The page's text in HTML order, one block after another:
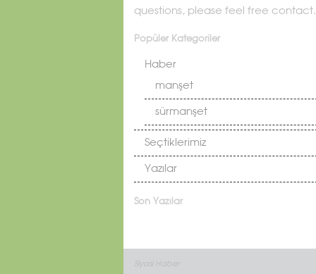
questions, please feel free contact.
Popüler Kategoriler
Haber
manşet
sürmanşet
Seçtiklerimiz
Yazılar
Son Yazılar
Siyasi Haber